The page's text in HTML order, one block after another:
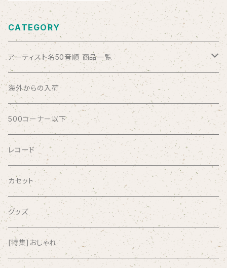
CATEGORY
アーティスト名50音順 商品一覧
ABSOLUTE LOSERS
AFRICA
AGU
AIRCRAFT
airlie
AKUTAGAWA FANCLUB
海外からの入荷
500コーナー以下
レコード
カセット
グッズ
[特集]おしゃれ